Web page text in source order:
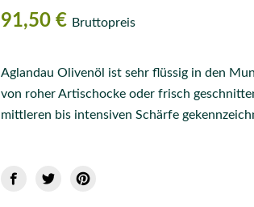
91,50 € Bruttopreis
Aglandau Olivenöl ist sehr flüssig in den
von roher Artischocke oder frisch
mittleren bis intensiven Schärfe